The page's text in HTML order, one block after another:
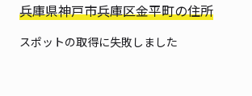
兵庫県神戸市兵庫区金平町の住所
スポットの取得に失敗しました